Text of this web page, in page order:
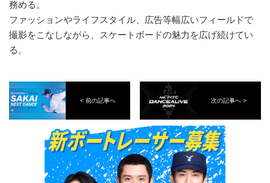
務める。
ファッションやライフスタイル、広告等幅広いフィールドで
撮影をこなしながら、スケートボードの魅力を広げ続けてい
る。
< 前の記事へ 次の記事へ >